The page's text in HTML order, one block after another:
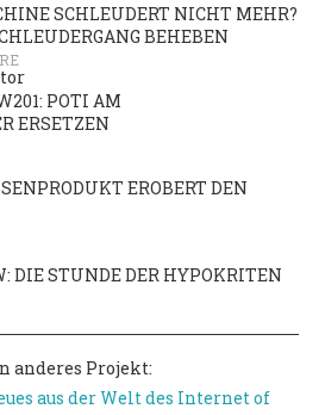
SCHLEUDERT NICHT MEHR?
BEHEBEN
POTI AM
ERSETZEN
EROBERT DEN
DIE STUNDE DER HYPOKRITEN
anderes Projekt: